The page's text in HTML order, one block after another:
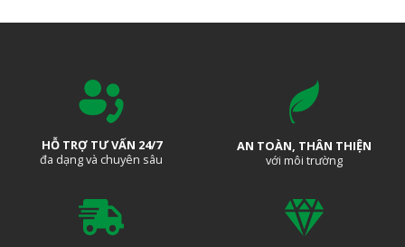
HỖ TRỢ TƯ VẤN 24/7
đa dạng và chuyên sâu
AN TOÀN, THÂN THIỆN
với môi trường